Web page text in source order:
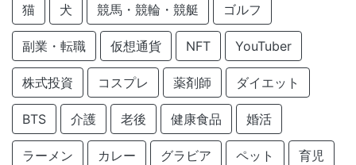
猫 犬 競馬・競輪・競艇 ゴルフ
副業・転職 仮想通貨 NFT YouTuber
株式投資 コスプレ 薬剤師 ダイエット
BTS 介護 老後 健康食品 婚活
ラーメン カレー グラビア ペット 育児